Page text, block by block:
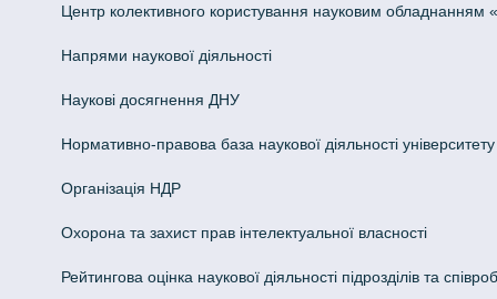
Центр колективного користування науковим обладнанням
Напрями наукової діяльності
Наукові досягнення ДНУ
Нормативно-правова база наукової діяльності університету
Організація НДР
Охорона та захист прав інтелектуальної власності
Рейтингова оцінка наукової діяльності підрозділів та